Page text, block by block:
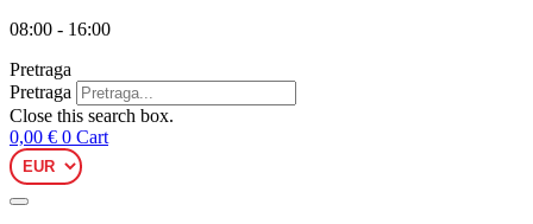
08:00 - 16:00
Pretraga
Pretraga
Close this search box.
0,00 € 0 Cart